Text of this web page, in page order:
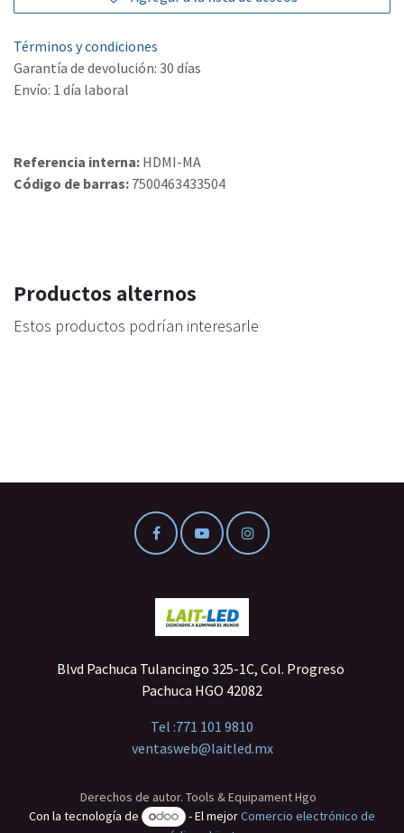
Términos y condiciones
Garantía de devolución: 30 días
Envío: 1 día laboral
Referencia interna: HDMI-MA
Código de barras: 7500463433504
Productos alternos
Estos productos podrían interesarle
Blvd Pachuca Tulancingo 325-1C, Col. Progreso
Pachuca HGO 42082
Tel :771 101 9810
ventasweb@laitled.mx
Derechos de autor. Tools & Equipament Hgo
Con la tecnología de
- El mejorComercio electrónico de